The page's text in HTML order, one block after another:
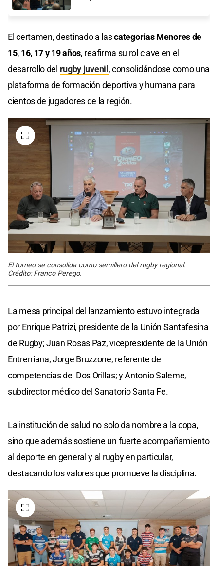
El certamen, destinado a lascategorías Menores de
15, 16, 17 y 19 años, reafirma su rol clave en el
desarrollo del rugby juvenil, consolidándose como una
plataforma de formación deportiva y humana para
cientos de jugadores de la región.
El torneo se consolida como semillero del rugby regional.
Crédito: Franco Perego.
La mesa principal del lanzamiento estuvo integrada
por Enrique Patrizi, presidente de la Unión Santafesina
de Rugby; Juan Rosas Paz, vicepresidente de la Unión
Entrerriana; Jorge Bruzzone, referente de
competencias del Dos Orillas; y Antonio Saleme,
subdirector médico del Sanatorio Santa Fe.
La institución de salud no solo da nombre a la copa,
sino que además sostiene un fuerte acompañamiento
al deporte en general y al rugby en particular,
destacando los valores que promueve la disciplina.